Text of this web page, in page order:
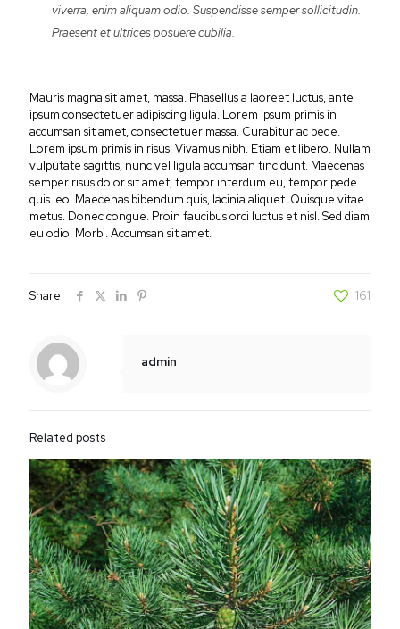
viverra, enim aliquam odio. Suspendisse semper sollicitudin.
Praesent et ultrices posuere cubilia.
Mauris magna sit amet, massa. Phasellus a laoreet luctus, ante
ipsum consectetuer adipiscing ligula. Lorem ipsum primis in
accumsan sit amet, consectetuer massa. Curabitur ac pede.
Lorem ipsum primis in risus. Vivamus nibh. Etiam et libero. Nullam
vulputate sagittis, nunc vel ligula accumsan tincidunt. Maecenas
semper risus dolor sit amet, tempor interdum eu, tempor pede
quis leo. Maecenas bibendum quis, lacinia aliquet. Quisque vitae
metus. Donec congue. Proin faucibus orci luctus et nisl. Sed diam
eu odio. Morbi. Accumsan sit amet.
Share 161
admin
Related posts